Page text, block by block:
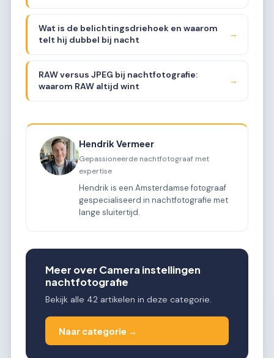
Wat is de belichtingsdriehoek en waarom
telt hij dubbel bij nacht
→
RAW versus JPEG bij nachtfotografie:
waarom RAW altijd wint
→
Hendrik Vermeer
Gepassioneerde nachtfotograaf met
expertise
Hendrik is een Amsterdamse fotograaf
gespecialiseerd in nachtfotografie met
lange sluitertijd.
Meer over Camera instellingen
nachtfotografie
Bekijk alle 42 artikelen in deze categorie.
Naar categorie →